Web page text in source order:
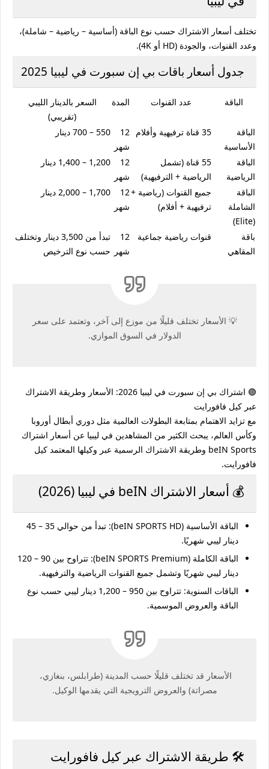
تختلف أسعار الاشتراك حسب نوع الباقة (أساسية – رياضية – شاملة)،
وعدد القنوات، والجودة (HD أو 4K).
جدول أسعار باقات بي إن سبورت في ليبيا 2025
الباقة عدد القنوات المدة
السعر بالدينار الليبي
(تقريبي)
الباقة
الأساسية
35 قناة ترفيهية وأفلام
12
شهر
550 – 700 دينار
الباقة
الرياضية
55 قناة (تشمل
الرياضية + الترفيهية)
12
شهر
1,200 – 1,400 دينار
الباقة
الشاملة
(Elite)
جميع القنوات (رياضية +
ترفيهية + أفلام)
12
شهر
1,700 – 2,000 دينار
باقة
المقاهي
قنوات رياضية جماعية
12
شهر
تبدأ من 3,500 دينار وتختلف
حسب نوع الترخيص
💡 الأسعار تختلف قليلًا من موزع إلى آخر، وتعتمد على سعر
الدولار في السوق الموازي.
🟣
عبر كيل فافورايت
وكأس العالم، يبحث الكثير من المشاهدين في ليبيا عن أسعار اشتراك
beIN Sports وطريقة الاشتراك الرسمية عبر وكيلها المعتمد
فافورايت.
💰 أسعار الاشتراك beIN في ليبيا (2026)
الباقة الأساسية (beIN SPORTS HD): تبدأ من حوالي
دينار ليبي شهريًا.
الباقة الكاملة (beIN SPORTS Premium):
تتراوح بين
دينار ليبي شهريًا وتشمل جميع القنوات الرياضية والترفيهية.
الباقات السنوية: تتراوح بين 950 – 1,200 دينار ليبي
الباقة والعروض الموسمية.
مصراتة) والعروض الترويجية التي يقدمها الوكيل.
🛠️ طريقة الاشتراك عبر كيل فافورايت